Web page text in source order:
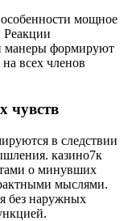
мощное
Реакции
манеры формируют
на всех членов
чувств
в следствии
казино7к
о минувших
мыслями.
без наружных